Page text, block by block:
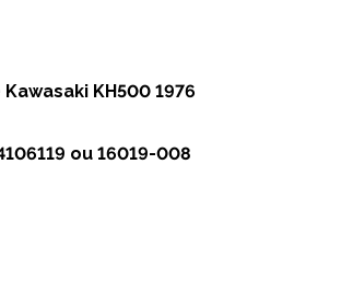
KH500 1976
ou 16019-008